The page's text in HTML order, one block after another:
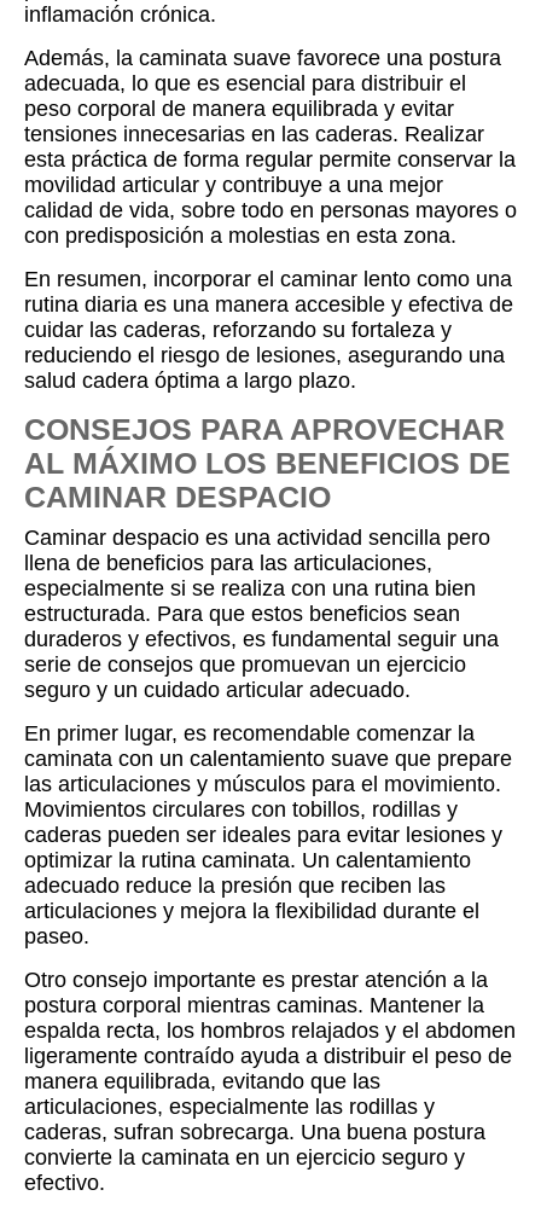
inflamación crónica.
Además, la caminata suave favorece una postura
adecuada, lo que es esencial para distribuir el
peso corporal de manera equilibrada y evitar
tensiones innecesarias en las caderas. Realizar
esta práctica de forma regular permite conservar la
movilidad articular y contribuye a una mejor
calidad de vida, sobre todo en personas mayores o
con predisposición a molestias en esta zona.
En resumen, incorporar el caminar lento como una
rutina diaria es una manera accesible y efectiva de
cuidar las caderas, reforzando su fortaleza y
reduciendo el riesgo de lesiones, asegurando una
salud cadera óptima a largo plazo.
CONSEJOS PARA APROVECHAR
AL MÁXIMO LOS BENEFICIOS DE
CAMINAR DESPACIO
Caminar despacio es una actividad sencilla pero
llena de beneficios para las articulaciones,
especialmente si se realiza con una rutina bien
estructurada. Para que estos beneficios sean
duraderos y efectivos, es fundamental seguir una
serie de consejos que promuevan un ejercicio
seguro y un cuidado articular adecuado.
En primer lugar, es recomendable comenzar la
caminata con un calentamiento suave que prepare
las articulaciones y músculos para el movimiento.
Movimientos circulares con tobillos, rodillas y
caderas pueden ser ideales para evitar lesiones y
optimizar la rutina caminata. Un calentamiento
adecuado reduce la presión que reciben las
articulaciones y mejora la flexibilidad durante el
paseo.
Otro consejo importante es prestar atención a la
postura corporal mientras caminas. Mantener la
espalda recta, los hombros relajados y el abdomen
ligeramente contraído ayuda a distribuir el peso de
manera equilibrada, evitando que las
articulaciones, especialmente las rodillas y
caderas, sufran sobrecarga. Una buena postura
convierte la caminata en un ejercicio seguro y
efectivo.